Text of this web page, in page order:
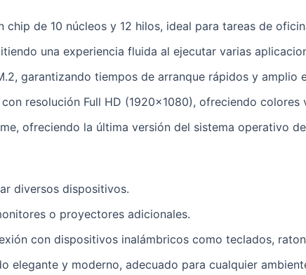
chip de 10 núcleos y 12 hilos, ideal para tareas de
una experiencia fluida al ejecutar varias
garantizando tiempos de arranque rápidos y
resolución Full HD (1920×1080), ofreciendo
ofreciendo la última versión del sistema operativo
diversos dispositivos.
o proyectores adicionales.
con dispositivos inalámbricos como teclados,
elegante y moderno, adecuado para cualquier